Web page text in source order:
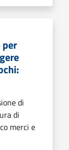
di
di
merci e